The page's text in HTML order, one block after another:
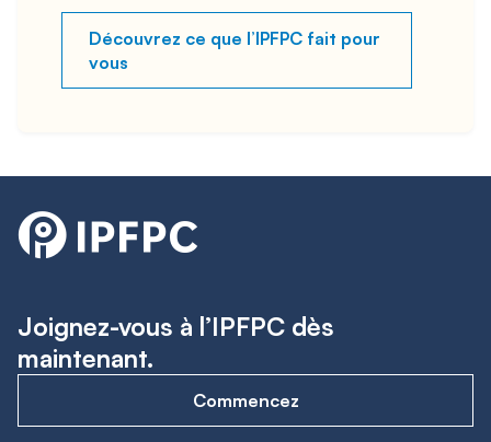
Découvrez ce que l’IPFPC fait pour
vous
Joignez-vous à l’IPFPC dès
maintenant.
Commencez